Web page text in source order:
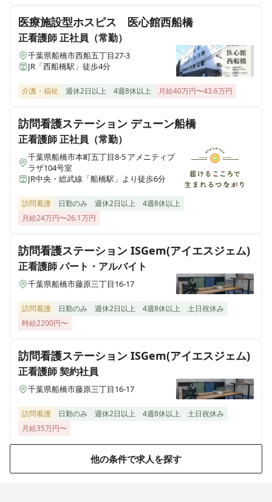
【病棟看護師】津田沼駅近くの慢性期病院◎残業月5時
間◎手当充実◎賞与3.1ヶ月
正看護師
【病棟看護師｜非常勤】週1～◎残業ほぼなし◎ライフ
ステージに合わせて長く働ける環境
准看護師 パート・アルバイト
【夜勤専従看護師｜非常勤】週1～◎残業ほぼなし◎W
ワーク・副業OK◎高収入◎
准看護師 パート・アルバイト
ステージに合わせて長く働ける環境
医療施設型ホスピス 医心館西船橋
正看護師正社員（常勤）
千葉県船橋市西船五丁目27-3
JR「西船橋駅」徒歩4分
介護・福祉 週休2日以上 4週8休以上 月給40万円〜43.6万円
訪問看護ステーション デューン船橋
正看護師正社員（常勤）
千葉県船橋市本町五丁目8-5 アメニティプ
ラザ104号室
JR中央・総武線「船橋駅」より徒歩6分
訪問看護 日勤のみ 週休2日以上
4週8休以上
月給24万円〜26.1万円
訪問看護ステーション ISGem(アイエスジェム)
正看護師パート・アルバイト
千葉県船橋市藤原三丁目16-17
訪問看護 日勤のみ 週休2日以上 4週8休以上
土日祝休み
時給2200円〜
訪問看護ステーション ISGem(アイエスジェム)
正看護師契約社員
千葉県船橋市藤原三丁目16-17
訪問看護 日勤のみ 週休2日以上 4週8休以上
土日祝休み
月給35万円〜
他の条件で求人を探す